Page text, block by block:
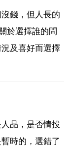
錢，但人長的
於選擇誰的問
及喜好而選擇
品，是否情投
時的，選錯了